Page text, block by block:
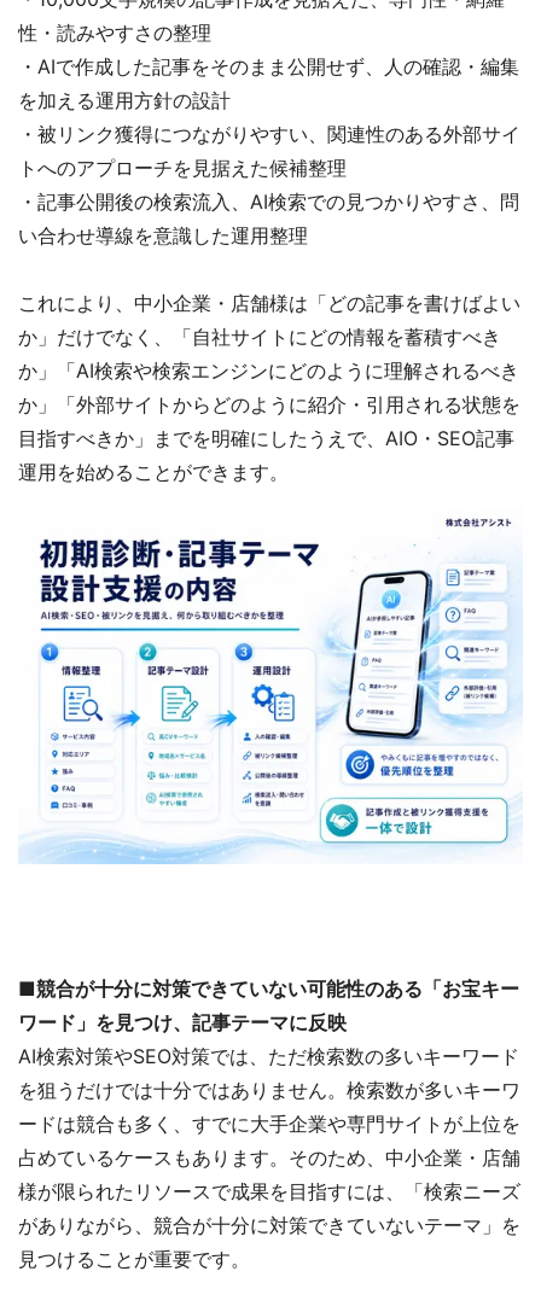
性・読みやすさの整理
・AIで作成した記事をそのまま公開せず、人の確認・編集
を加える運用方針の設計
・被リンク獲得につながりやすい、関連性のある外部サイ
トへのアプローチを見据えた候補整理
・記事公開後の検索流入、AI検索での見つかりやすさ、問
い合わせ導線を意識した運用整理
これにより、中小企業・店舗様は「どの記事を書けばよい
か」だけでなく、「自社サイトにどの情報を蓄積すべき
か」「AI検索や検索エンジンにどのように理解されるべき
か」「外部サイトからどのように紹介・引用される状態を
目指すべきか」までを明確にしたうえで、AIO・SEO記事
運用を始めることができます。
■競合が十分に対策できていない可能性のある「お宝キー
ワード」を見つけ、記事テーマに反映
AI検索対策やSEO対策では、ただ検索数の多いキーワード
を狙うだけでは十分ではありません。検索数が多いキーワ
ードは競合も多く、すでに大手企業や専門サイトが上位を
占めているケースもあります。そのため、中小企業・店舗
様が限られたリソースで成果を目指すには、「検索ニーズ
がありながら、競合が十分に対策できていないテーマ」を
見つけることが重要です。